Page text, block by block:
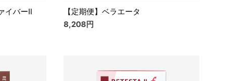
イバーⅡ
【定期便】ベラエータ
8,208円